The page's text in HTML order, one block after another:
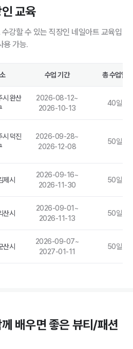
교육
강할 수 있는 직장인 네일아트 교육입
용 가능.
수업 기간 총 수업일
시 완산
2026-08-12~
2026-10-13
40일
시 덕진
2026-09-28~
2026-12-08
50일
제시
2026-09-16~
2026-11-30
50일
산시
2026-09-01 ~
2026-11-13
50일
산시
2026-09-07~
2027-01-11
50일
배우면 좋은 뷰티/패션